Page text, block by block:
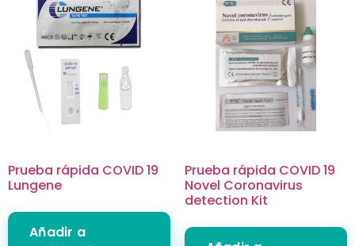
Prueba rápida COVID 19
Lungene
Añadir a
Prueba rápida COVID 19
Novel Coronavirus
detection Kit